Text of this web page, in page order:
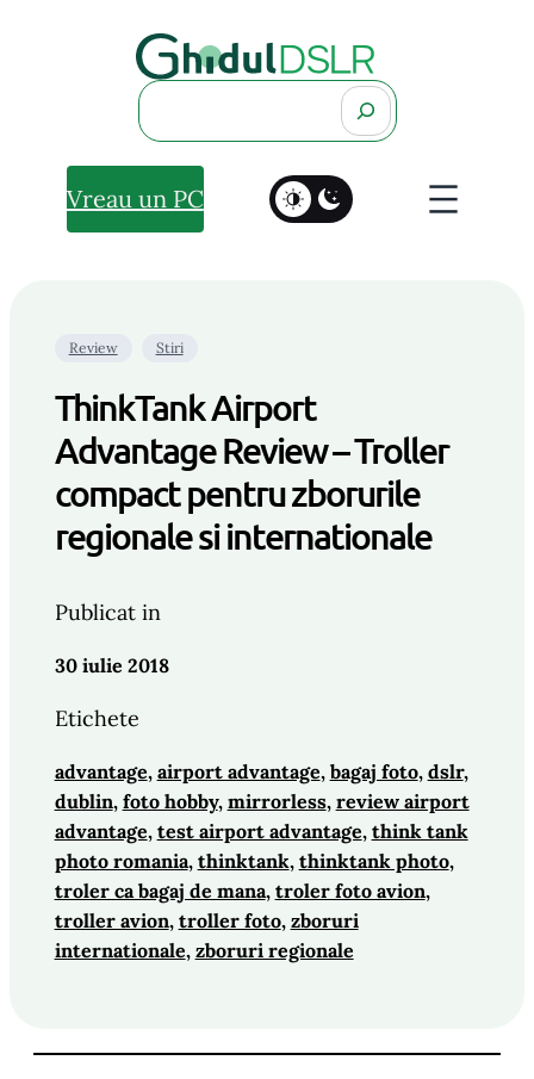
Search
Vreau un PC
Review Stiri
ThinkTank Airport
Advantage Review – Troller
compact pentru zborurile
regionale si internationale
Publicat in
30 iulie 2018
Etichete
advantage, airport advantage, bagaj foto, dslr ,
dublin, foto hobby, mirrorless, review airport
advantage, test airport advantage, think tank
photo romania, thinktank, thinktank photo ,
troler ca bagaj de mana, troler foto avion ,
troller avion, troller foto, zboruri
internationale, zboruri regionale